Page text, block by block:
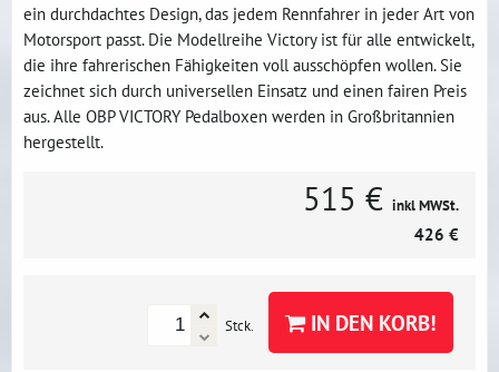
ein durchdachtes Design, das jedem Rennfahrer in jeder Art von
Motorsport passt. Die Modellreihe Victory ist für alle entwickelt,
die ihre fahrerischen Fähigkeiten voll ausschöpfen wollen. Sie
zeichnet sich durch universellen Einsatz und einen fairen Preis
aus. Alle OBP VICTORY Pedalboxen werden in Großbritannien
hergestellt.
515 € inkl MWSt.
426 €
Stck. IN DEN KORB!